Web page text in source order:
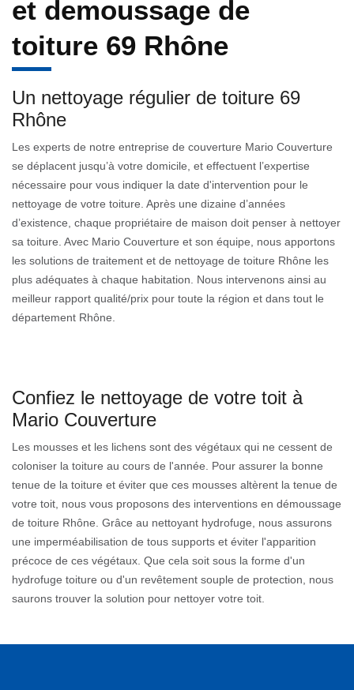
et demoussage de
toiture 69 Rhône
Un nettoyage régulier de toiture 69
Rhône
Les experts de notre entreprise de couverture Mario Couverture
se déplacent jusqu’à votre domicile, et effectuent l’expertise
nécessaire pour vous indiquer la date d'intervention pour le
nettoyage de votre toiture. Après une dizaine d’années
d’existence, chaque propriétaire de maison doit penser à nettoyer
sa toiture. Avec Mario Couverture et son équipe, nous apportons
les solutions de traitement et de nettoyage de toiture Rhône les
plus adéquates à chaque habitation. Nous intervenons ainsi au
meilleur rapport qualité/prix pour toute la région et dans tout le
département Rhône.
Confiez le nettoyage de votre toit à
Mario Couverture
Les mousses et les lichens sont des végétaux qui ne cessent de
coloniser la toiture au cours de l'année. Pour assurer la bonne
tenue de la toiture et éviter que ces mousses altèrent la tenue de
votre toit, nous vous proposons des interventions en démoussage
de toiture Rhône. Grâce au nettoyant hydrofuge, nous assurons
une imperméabilisation de tous supports et éviter l'apparition
précoce de ces végétaux. Que cela soit sous la forme d'un
hydrofuge toiture ou d'un revêtement souple de protection, nous
saurons trouver la solution pour nettoyer votre toit.